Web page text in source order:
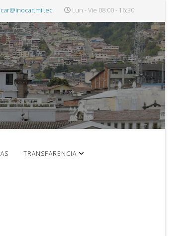
Lun - Vie 08:00 - 16:30
TRANSPARENCIA